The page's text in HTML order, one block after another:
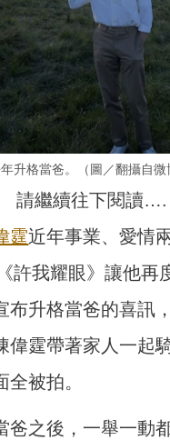
升格當爸。（圖／翻攝自微
請繼續往下閱讀….
霆近年事業、愛情
許我耀眼》讓他再
布升格當爸的喜訊
偉霆帶著家人一起
全被拍。
爸之後，一舉一動